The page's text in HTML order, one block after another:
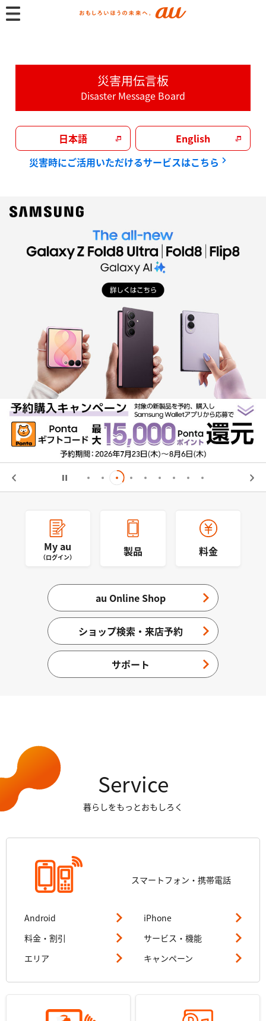
災害用伝言板
Disaster Message Board
日本語
English
災害時にご活用いただけるサービスはこちら
My au
（ログイン） 製品 料金
au Online Shop
ショップ検索・来店予約
サポート
Service
暮らしをもっとおもしろく
スマートフォン・ 携帯電話
Android
iPhone
料金・割引
サービス・機能
エリア
キャンペーン